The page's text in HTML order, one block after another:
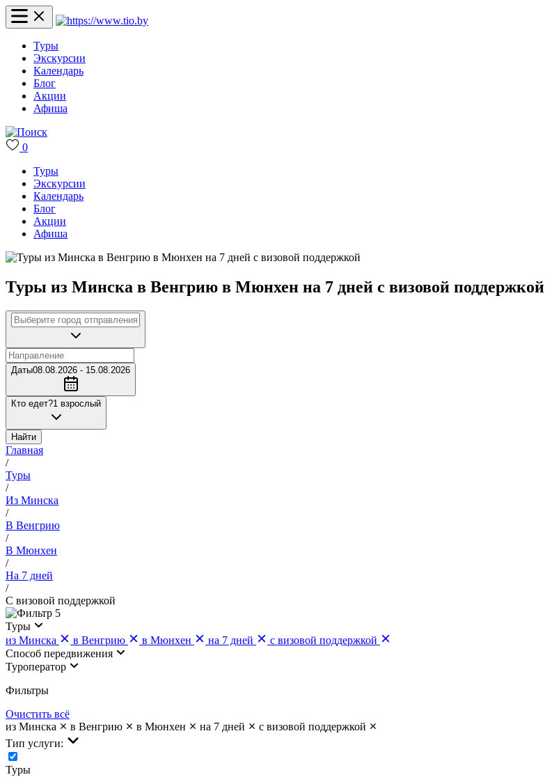
Туры
Экскурсии
Календарь
Блог
Акции
Афиша
0
Туры
Экскурсии
Календарь
Блог
Акции
Афиша
Туры из Минска в Венгрию в Мюнхен на 7 дней с визовой поддержкой
Даты08.08.2026 - 15.08.2026
Кто едет?1 взрослый
Найти
Главная
/
Туры
/
Из Минска
/
В Венгрию
/
В Мюнхен
/
На 7 дней
/
С визовой поддержкой
5
Туры
из Минска
в Венгрию в Мюнхен на 7 дней
с визовой поддержкой
Cпособ передвижения
Туроператор
Фильтры
Очистить всё
из Минска
в Венгрию в Мюнхен на 7 дней
с визовой поддержкой
Тип услуги:
Туры